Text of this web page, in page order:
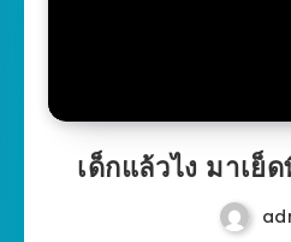
เด็กแล้วไง มาเย็